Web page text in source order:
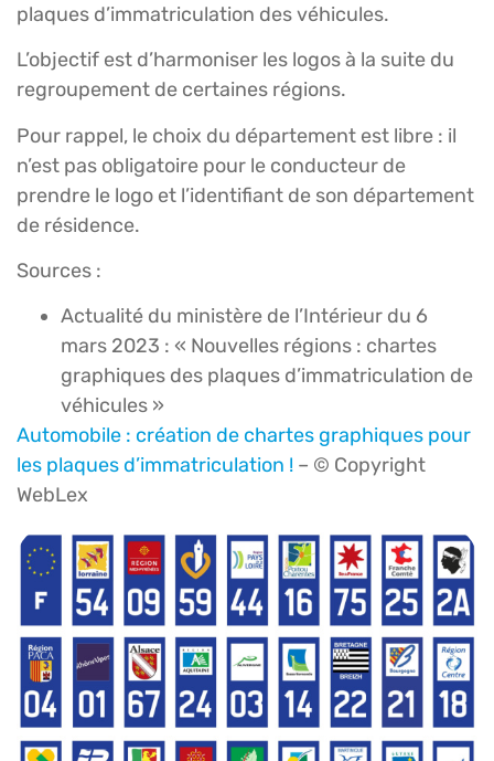
plaques d’immatriculation des véhicules.
L’objectif est d’harmoniser les logos à la suite du
regroupement de certaines régions.
Pour rappel, le choix du département est libre : il
n’est pas obligatoire pour le conducteur de
prendre le logo et l’identifiant de son département
de résidence.
Sources :
Actualité du ministère de l’Intérieur du 6
mars 2023 : « Nouvelles régions : chartes
graphiques des plaques d’immatriculation de
véhicules »
Automobile : création de chartes graphiques pour
les plaques d’immatriculation ! – © Copyright
WebLex